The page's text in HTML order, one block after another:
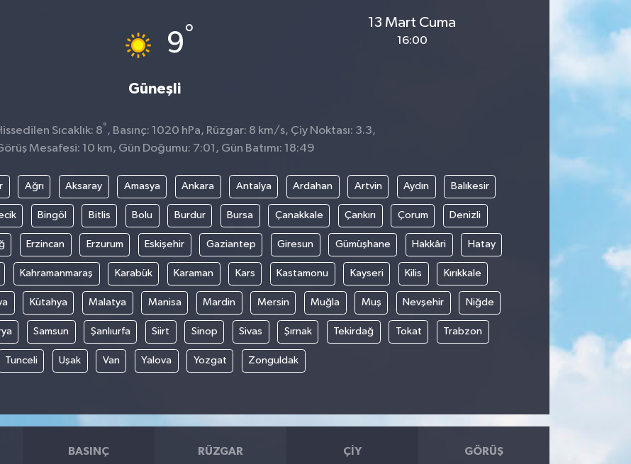
9°
Güneşli
13 Mart Cuma
16:00
Sıcaklık: 8° , Basınç: 1020 hPa, Rüzgar: 8 km/s, Çiy Noktası: 3.3,
Mesafesi: 10 km, Gün Doğumu: 7:01, Gün Batımı: 18:49
Ağrı Aksaray Amasya Ankara Antalya Ardahan Artvin Aydın Balıkesir
Bingöl Bitlis Bolu Burdur Bursa Çanakkale Çankırı Çorum Denizli
Erzincan Erzurum Eskişehir Gaziantep Giresun Gümüşhane Hakkâri Hatay
Kahramanmaraş Karabük Karaman Kars Kastamonu Kayseri Kilis Kırıkkale
Kütahya Malatya Manisa Mardin Mersin Muğla Muş Nevşehir Niğde
Samsun Şanlıurfa Siirt Sinop Sivas Şırnak Tekirdağ Tokat Trabzon
Tunceli Uşak Van Yalova Yozgat Zonguldak
BASINÇ RÜZGAR ÇIY GÖRÜŞ